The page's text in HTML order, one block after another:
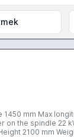
mm Max
on the spindle 22
2100 mm